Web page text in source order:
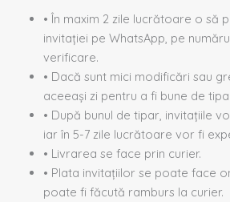
• În maxim 2 zile lucrătoare o să
invitației pe WhatsApp, pe
verificare.
• Dacă sunt mici modificări sau
aceeași zi pentru a fi bune de
• După bunul de tipar, invitațiile
iar în 5-7 zile lucrătoare vor fi
• Livrarea se face prin curier.
• Plata invitațiilor se poate face
poate fi făcută ramburs la curier.